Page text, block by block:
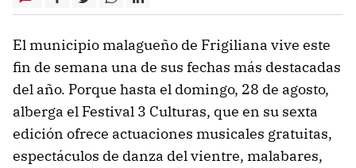
El municipio malagueño de Frigiliana vive este
fin de semana una de sus fechas más destacadas
del año. Porque hasta el domingo, 28 de agosto,
alberga el Festival 3 Culturas, que en su sexta
edición ofrece actuaciones musicales gratuitas,
espectáculos de danza del vientre, malabares,